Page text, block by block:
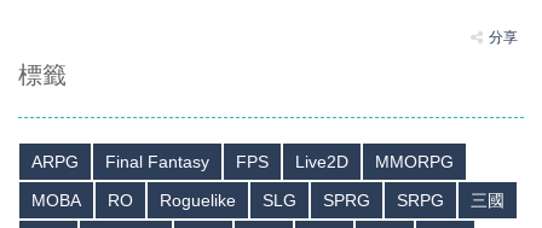
分享
標籤
ARPG Final Fantasy FPS Live2D
MMORPG
MOBA
RO Roguelike SLG SPRG SRPG
三國